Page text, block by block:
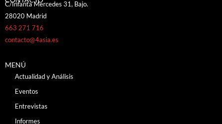
C/Infanta Mercedes 31, Bajo.
28020 Madrid
663 271 716
contacto@4asia.es
MENÚ
Actualidad y Análisis
Eventos
Entrevistas
Informes